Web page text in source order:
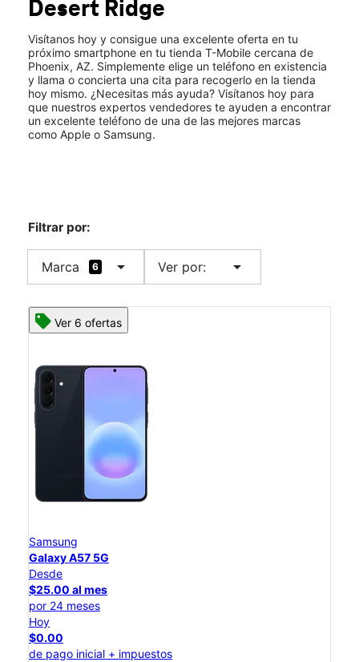
Mié.:10:00 a.m. a 8:00 p.m.
21001 N Tatum Blvd Suite 80-1680 Phoenix, AZ 85050
Desert Ridge
Visítanos hoy y consigue una excelente oferta en tu
próximo smartphone en tu tienda T-Mobile cercana de
Phoenix, AZ. Simplemente elige un teléfono en existencia
y llama o concierta una cita para recogerlo en la tienda
hoy mismo. ¿Necesitas más ayuda? Visítanos hoy para
que nuestros expertos vendedores te ayuden a encontrar
un excelente teléfono de una de las mejores marcas
como Apple o Samsung.
Filtrar por:
Marca 6 arrow_drop_down Ver por: arrow_drop_down
Ver 6 ofertas
Samsung
Galaxy A57 5G
Desde
$25.00 al mes
por 24 meses
Hoy
$0.00
de pago inicial + impuestos